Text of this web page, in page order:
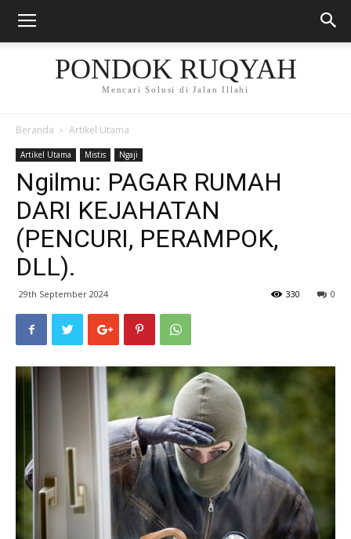
PONDOK RUQYAH
Mencari Solusi di Jalan Illahi
Beranda Artikel Utama
Artikel Utama Mistis Ngaji
Ngilmu: PAGAR RUMAH
DARI KEJAHATAN
(PENCURI, PERAMPOK,
DLL).
29th September 2024 0
330